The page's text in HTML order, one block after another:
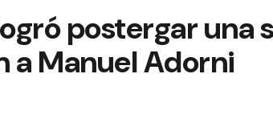
postergar una
a Manuel Adorni